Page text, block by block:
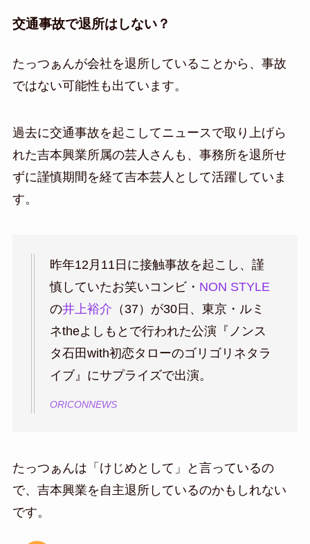
交通事故で退所はしない？
たっつぁんが会社を退所していることから、事故
ではない可能性も出ています。
過去に交通事故を起こしてニュースで取り上げら
れた吉本興業所属の芸人さんも、事務所を退所せ
ずに謹慎期間を経て吉本芸人として活躍していま
す。
昨年12月11日に接触事故を起こし、謹
慎していたお笑いコンビ・ NON STYLE
の井上裕介 （37）が30日、東京・ルミ
ネtheよしもとで行われた公演『ノンス
タ石田with初恋タローのゴリゴリネタラ
イブ』にサプライズで出演。
ORICONNEWS
たっつぁんは「けじめとして」と言っているの
で、吉本興業を自主退所しているのかもしれない
です。